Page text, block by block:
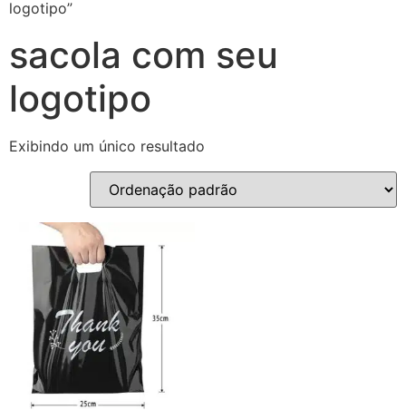
logotipo”
sacola com seu
logotipo
Exibindo um único resultado